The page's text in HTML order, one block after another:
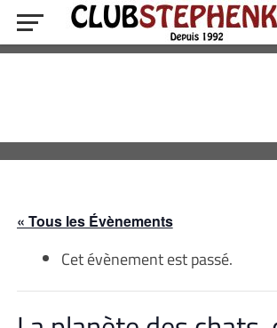
« Tous les Évènements
Cet évènement est passé.